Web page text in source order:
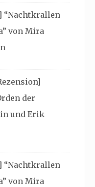
“Nachtkrallen
von Mira
der
und Erik
“Nachtkrallen
von Mira